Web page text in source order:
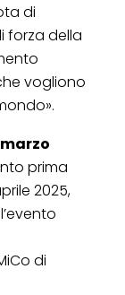
di
forza della
vogliono
prima
2025,
di